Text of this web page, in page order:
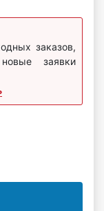
заказов,
заявки